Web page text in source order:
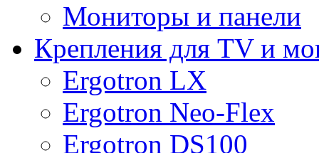
Мониторы и панели
Крепления для TV и
Ergotron LX
Ergotron Neo-Flex
Ergotron DS100